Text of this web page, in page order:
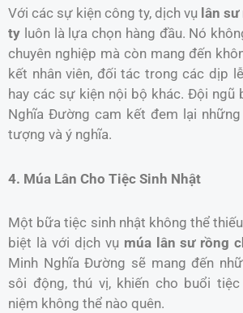
Với các sự kiện công ty, dịch vụ lân sư
ty luôn là lựa chọn hàng đầu. Nó
chuyên nghiệp mà còn mang đến
kết nhân viên, đối tác trong các dịp
hay các sự kiện nội bộ khác. Đội ngũ
Nghĩa Đường cam kết đem lại
tượng và ý nghĩa.
4. Múa Lân Cho Tiệc Sinh Nhật
Một bữa tiệc sinh nhật không thể
biệt là với dịch vụ múa lân sư rồng
Minh Nghĩa Đường sẽ mang đến
sôi động, thú vị, khiến cho buổi
niệm không thể nào quên.